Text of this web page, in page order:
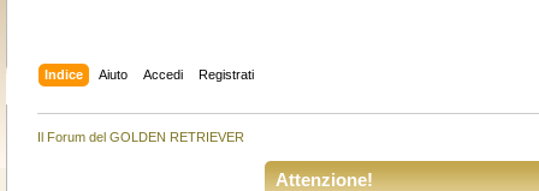
Indice Aiuto Accedi Registrati
Il Forum del GOLDEN RETRIEVER
Attenzione!